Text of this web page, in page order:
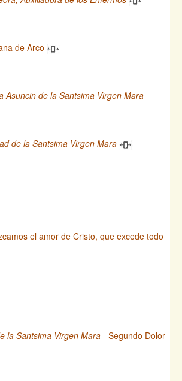
de Arco
Asuncin de la Santsima Virgen Mara
de la Santsima Virgen Mara
el amor de Cristo, que excede todo
la Santsima Virgen Mara - Segundo Dolor